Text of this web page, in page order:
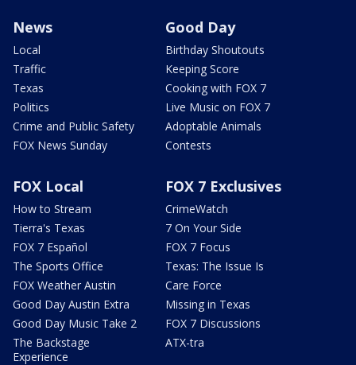
News
Local
Traffic
Texas
Politics
Crime and Public Safety
FOX News Sunday
Good Day
Birthday Shoutouts
Keeping Score
Cooking with FOX 7
Live Music on FOX 7
Adoptable Animals
Contests
FOX Local
How to Stream
Tierra's Texas
FOX 7 Español
The Sports Office
FOX Weather Austin
Good Day Austin Extra
Good Day Music Take 2
The Backstage
Experience
FOX 7 Exclusives
CrimeWatch
7 On Your Side
FOX 7 Focus
Texas: The Issue Is
Care Force
Missing in Texas
FOX 7 Discussions
ATX-tra